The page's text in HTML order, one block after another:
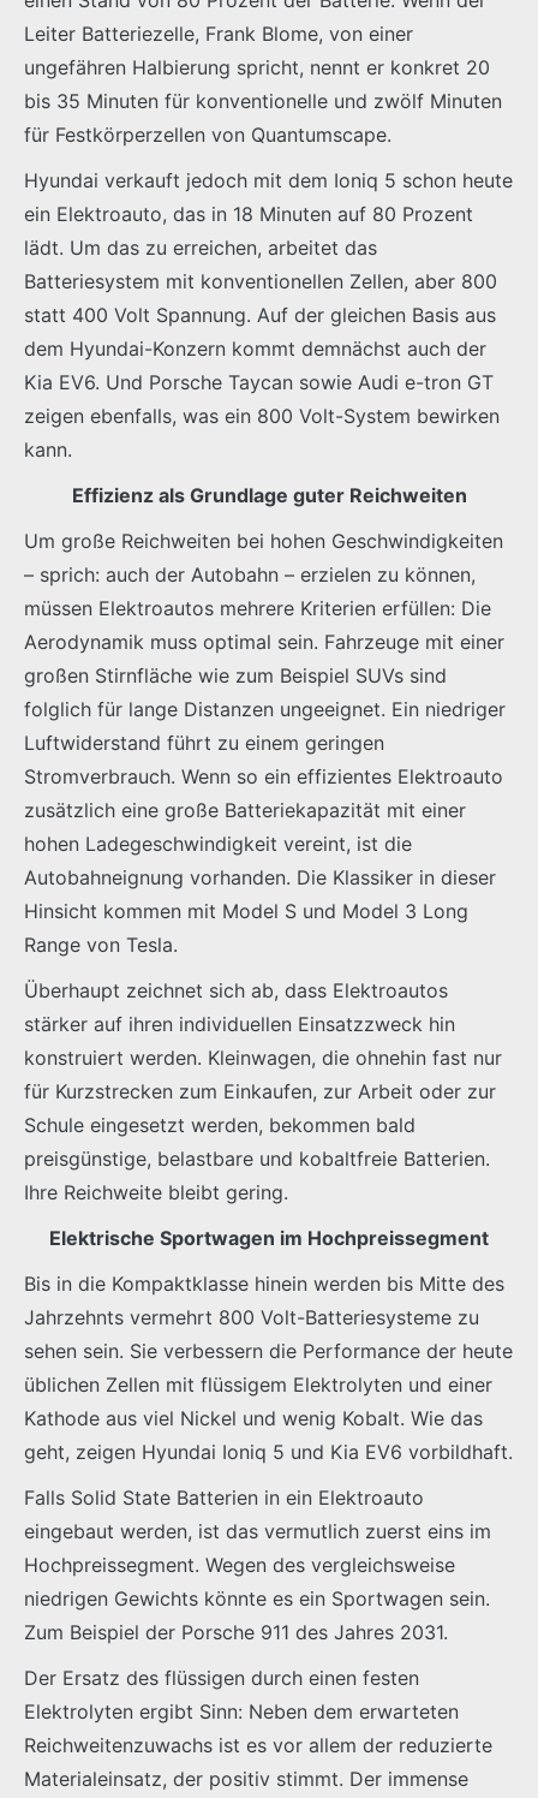
Leiter Batteriezelle, Frank Blome, von einer
ungefähren Halbierung spricht, nennt er konkret 20
bis 35 Minuten für konventionelle und zwölf Minuten
für Festkörperzellen von Quantumscape.
Hyundai verkauft jedoch mit dem Ioniq 5 schon heute
ein Elektroauto, das in 18 Minuten auf 80 Prozent
lädt. Um das zu erreichen, arbeitet das
Batteriesystem mit konventionellen Zellen, aber 800
statt 400 Volt Spannung. Auf der gleichen Basis aus
dem Hyundai-Konzern kommt demnächst auch der
Kia EV6. Und Porsche Taycan sowie Audi e-tron GT
zeigen ebenfalls, was ein 800 Volt-System bewirken
kann.
Effizienz als Grundlage guter Reichweiten
Um große Reichweiten bei hohen Geschwindigkeiten
– sprich: auch der Autobahn – erzielen zu können,
müssen Elektroautos mehrere Kriterien erfüllen: Die
Aerodynamik muss optimal sein. Fahrzeuge mit einer
großen Stirnfläche wie zum Beispiel SUVs sind
folglich für lange Distanzen ungeeignet. Ein niedriger
Luftwiderstand führt zu einem geringen
Stromverbrauch. Wenn so ein effizientes Elektroauto
zusätzlich eine große Batteriekapazität mit einer
hohen Ladegeschwindigkeit vereint, ist die
Autobahneignung vorhanden. Die Klassiker in dieser
Hinsicht kommen mit Model S und Model 3 Long
Range von Tesla.
Überhaupt zeichnet sich ab, dass Elektroautos
stärker auf ihren individuellen Einsatzzweck hin
konstruiert werden. Kleinwagen, die ohnehin fast nur
für Kurzstrecken zum Einkaufen, zur Arbeit oder zur
Schule eingesetzt werden, bekommen bald
preisgünstige, belastbare und kobaltfreie Batterien.
Ihre Reichweite bleibt gering.
Elektrische Sportwagen im Hochpreissegment
Bis in die Kompaktklasse hinein werden bis Mitte des
Jahrzehnts vermehrt 800 Volt-Batteriesysteme zu
sehen sein. Sie verbessern die Performance der heute
üblichen Zellen mit flüssigem Elektrolyten und einer
Kathode aus viel Nickel und wenig Kobalt. Wie das
geht, zeigen Hyundai Ioniq 5 und Kia EV6 vorbildhaft.
Falls Solid State Batterien in ein Elektroauto
eingebaut werden, ist das vermutlich zuerst eins im
Hochpreissegment. Wegen des vergleichsweise
niedrigen Gewichts könnte es ein Sportwagen sein.
Zum Beispiel der Porsche 911 des Jahres 2031.
Der Ersatz des flüssigen durch einen festen
Elektrolyten ergibt Sinn: Neben dem erwarteten
Reichweitenzuwachs ist es vor allem der reduzierte
Materialeinsatz, der positiv stimmt. Der immense